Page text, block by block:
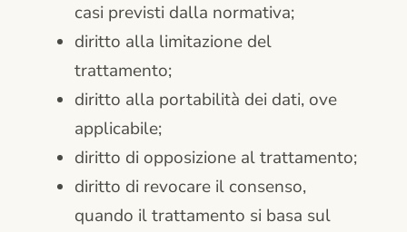
casi previsti dalla normativa;
diritto alla limitazione del
trattamento;
diritto alla portabilità dei dati, ove
applicabile;
diritto di opposizione al trattamento;
diritto di revocare il consenso,
quando il trattamento si basa sul